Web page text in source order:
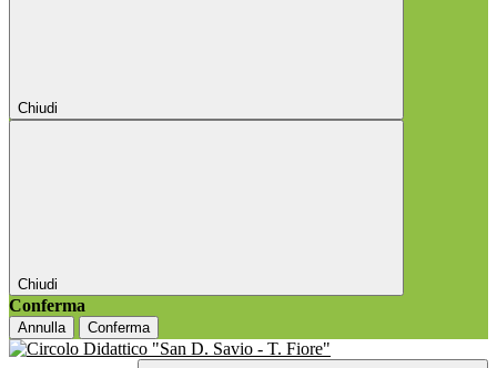
Chiudi
Chiudi
Conferma
Annulla Conferma